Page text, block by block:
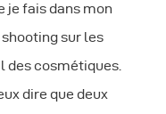
je fais dans mon
sur les
des cosmétiques.
dire que deux